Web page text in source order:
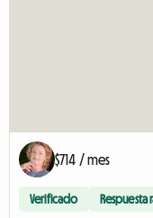
$714 / mes
Verificado Respuesta